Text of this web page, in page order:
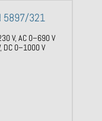
5897/321
V,AC 0–690 V
DC 0–1000 V